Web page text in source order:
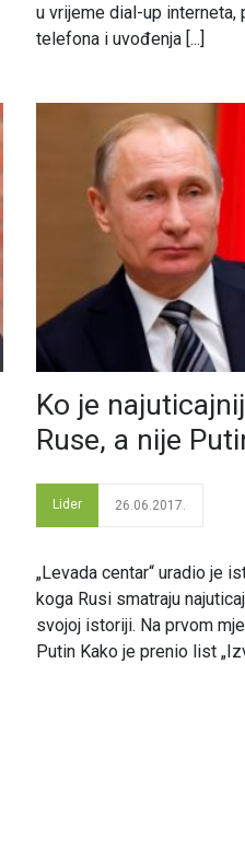
u vrijeme dial-up interneta,
telefona i uvođenja [...]
Ko je
Ruse, a nije
Lider 26.06.2017.
„Levada centar“ uradio je
koga Rusi smatraju
svojoj istoriji. Na prvom
Putin Kako je prenio list